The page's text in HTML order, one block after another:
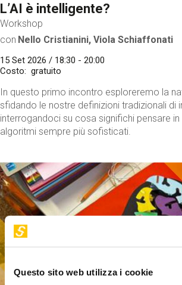
Questo sito web utilizza i cookie
L’AI è intelligente?
Workshop
con Nello Cristianini, Viola Schiaffonati
15 Set 2026 / 18:30 - 20:00
Costo
gratuito
In questo primo incontro esploreremo la
sfidando le nostre definizioni tradizionali di
interrogandoci su cosa significhi pensare
algoritmi sempre più sofisticati.